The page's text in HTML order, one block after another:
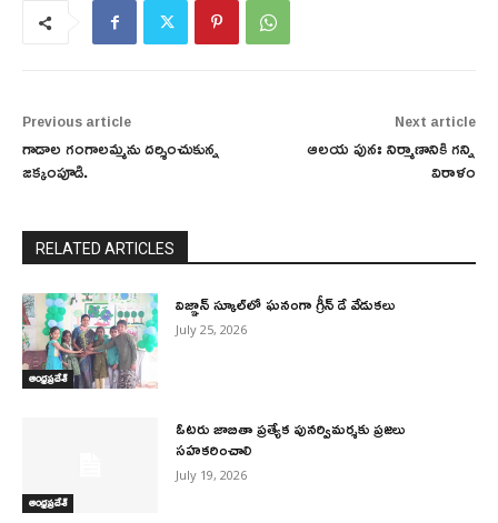
Previous article
గాడాల గంగాలమ్మను దర్శించుకున్న
జక్కంపూడి.
Next article
ఆలయ పునః నిర్మాణానికి గన్ని
విరాళం
RELATED ARTICLES
ఆంధ్రప్రదేశ్
విజ్ఞాన్ స్కూల్‌లో ఘనంగా గ్రీన్ డే వేడుకలు
July 25, 2026
ఆంధ్రప్రదేశ్
ఓటరు జాబితా ప్రత్యేక పునర్విమర్శకు ప్రజలు
సహకరించాలి
July 19, 2026